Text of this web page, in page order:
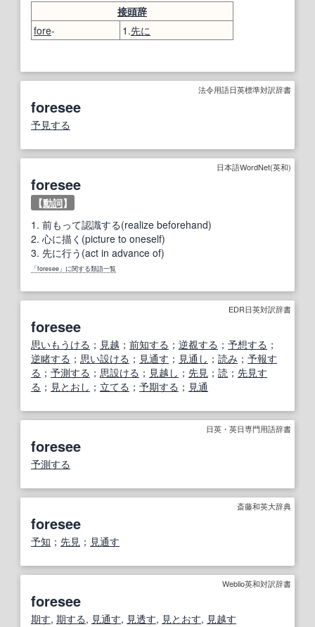
接頭辞
fore- 1.先に
法令用語日英標準対訳辞書
foresee
予見する
日本語WordNet(英和)
foresee
【動詞】
1. 前もって認識する(realize beforehand)
2. 心に描く(picture to oneself)
3. 先に行う(act in advance of)
「foresee」に関する類語一覧
EDR日英対訳辞書
foresee
思いもうける ； 見越 ； 前知する ； 逆覩する ； 予想する ；
逆睹する ； 思い設ける ； 見通す ； 見通し ； 読み ； 予報す
る ； 予測する ； 思設ける ； 見越し ； 先見 ； 読 ； 先見す
る ； 見とおし ； 立てる ； 予期する ； 見通
日英・英日専門用語辞書
foresee
予測する
斎藤和英大辞典
foresee
予知 ； 先見 ； 見通す
Weblio英和対訳辞書
foresee
期す, 期する, 見通す, 見透す, 見とおす, 見越す